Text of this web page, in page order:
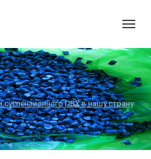
суспензионного ПВХ в нашу страну